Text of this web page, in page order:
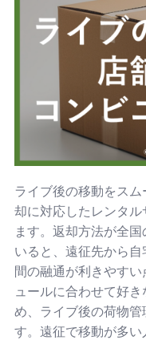
ライブ後の移動をス
却に対応したレンタ
ます。返却方法が全
いると、遠征先から
間の融通が利きやす
ュールに合わせて好
め、ライブ後の荷物
す。遠征で移動が多